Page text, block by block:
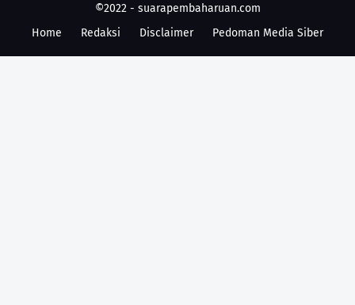
©2022 - suarapembaharuan.com
Home
Redaksi Disclaimer Pedoman Media Siber